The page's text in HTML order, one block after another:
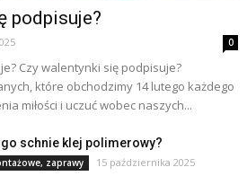
podpisuje?
0
Czy walentynki się podpisuje?
które obchodzimy 14 lutego każdego
miłości i uczuć wobec naszych...
schnie klej polimerowy?
zaprawy 15 października 2025